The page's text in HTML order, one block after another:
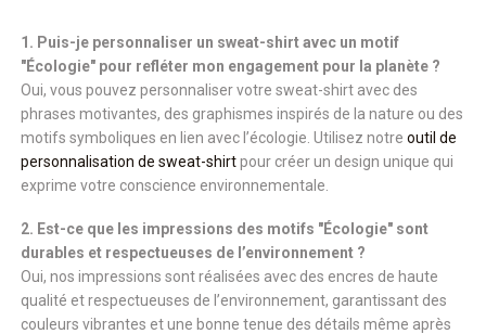
1. Puis-je personnaliser un sweat-shirt avec un motif
"Écologie" pour refléter mon engagement pour la planète ?
Oui, vous pouvez personnaliser votre sweat-shirt avec des
phrases motivantes, des graphismes inspirés de la nature ou des
motifs symboliques en lien avec l’écologie. Utilisez notre outil de
personnalisation de sweat-shirtpour créer un design unique qui
exprime votre conscience environnementale.
2. Est-ce que les impressions des motifs "Écologie" sont
durables et respectueuses de l’environnement ?
Oui, nos impressions sont réalisées avec des encres de haute
qualité et respectueuses de l’environnement, garantissant des
couleurs vibrantes et une bonne tenue des détails même après